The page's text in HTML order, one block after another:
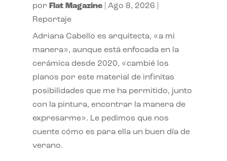
por Flat Magazine| Ago 8, 2026
Reportaje
Adriana Cabello es arquitecta, «a mi
manera», aunque está enfocada en la
cerámica desde 2020, «cambié los
planos por este material de infinitas
posibilidades que me ha permitido, junto
con la pintura, encontrar la manera de
expresarme». Le pedimos que nos
cuente cómo es para ella un buen día de
verano.